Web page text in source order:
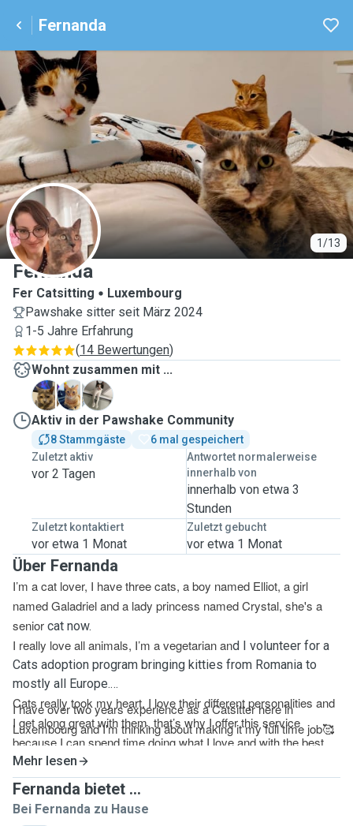
Fernanda
1/13
F
Fernanda
Fer Catsitting
Luxembourg
Pawshake sitter seit März 2024
1-5 Jahre Erfahrung
(14 Bewertungen)
Wohnt zusammen mit ...
C
E
G
Aktiv in der Pawshake Community
8 Stammgäste
6 mal gespeichert
Zuletzt aktiv
vor 2 Tagen
Antwortet normalerweise
innerhalb von
innerhalb von etwa 3
Stunden
Zuletzt kontaktiert
vor etwa 1 Monat
Zuletzt gebucht
vor etwa 1 Monat
Über Fernanda
I’m a cat lover, I have three cats, a boy named Elliot, a girl
named Galadriel and a lady princess named Crystal, she's a
senior cat now.
I really love all animals, I’m a vegetarian and I volunteer for a
Cats adoption program bringing kitties from Romania to
mostly all Europe.
Cats really took my heart, I love their different personalities and
I get along great with them, that’s why I offer this service
because I can spend time doing what I love and with the best
company.
I have mostly experience with cats, I’ve studied them for about
9 years.
I have over two years experience as a Catsitter here in
Luxembourg and I'm thinking about making it my full time job🥰
Mehr lesen
Fernanda bietet ...
Bei Fernanda zu Hause